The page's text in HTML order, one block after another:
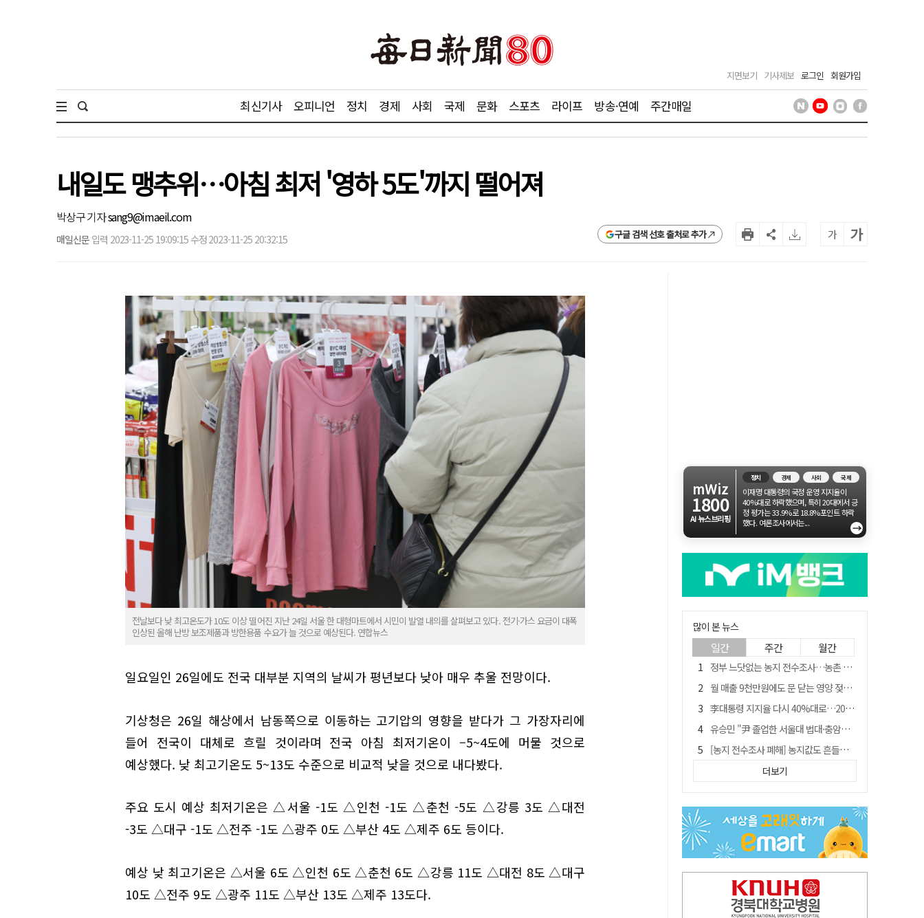
지면보기 기사제보 로그인 회원가입
최신기사 오피니언 정치 경제 사회 국제 문화 스포츠 라이프 방송·연예 주간매일
내일도 맹추위…아침 최저 '영하 5도'까지 떨어져
박상구 기자sang9@imaeil.com
매일신문 입력 2023-11-25 19:09:15 수정 2023-11-25 20:32:15 구글 검색 선호 출처로 추가 가 가
전날보다 낮 최고온도가 10도 이상 떨어진 지난 24일 서울 한 대형마트에서 시민이 발열 내의를 살펴보고 있다. 전기·가스 요금이 대폭
인상된 올해 난방 보조제품과 방한용품 수요가 늘 것으로 예상된다. 연합뉴스
일요일인 26일에도 전국 대부분 지역의 날씨가 평년보다 낮아 매우 추울 전망이다.
기상청은 26일 해상에서 남동쪽으로 이동하는 고기압의 영향을 받다가 그 가장자리에
들어 전국이 대체로 흐릴 것이라며 전국 아침 최저기온이 –5~4도에 머물 것으로
예상했다. 낮 최고기온도 5~13도 수준으로 비교적 낮을 것으로 내다봤다.
주요 도시 예상 최저기온은 △서울 -1도 △인천 -1도 △춘천 -5도 △강릉 3도 △대전
-3도 △대구 -1도 △전주 -1도 △광주 0도 △부산 4도 △제주 6도 등이다.
예상 낮 최고기온은 △서울 6도 △인천 6도 △춘천 6도 △강릉 11도 △대전 8도 △대구
10도 △전주 9도 △광주 11도 △부산 13도 △제주 13도다.
mWiz
1800
AI 뉴스브리핑
정치 경제 사회 국제
이재명 대통령의 국정 운영 지지율이
40%대로 하락했으며, 특히 20대에서 긍
정 평가는 33.9%로 18.8%포인트 하락
했다. 여론조사에서는...
→
많이 본 뉴스
일간 주간 월간
정부 느닷없는 농지 전수조사…농촌 들쑤시는 '경자유전'의 칼날
월 매출 9천만원에도 문 닫는 영양 젖소농장… "일할 사람이 없어"
李대통령 지지율 다시 40%대로…20대는 18.8%p 급락
유승민 "尹 졸업한 서울대 법대·충암고도 없애야"…李 육사 통합 직격
[농지 전수조사 폐해] 농지값도 흔들리나…"도지 막히면 헐값 매물 나올 수도"
지역활성화 펀드 9호…포항 AI 데이터센터에 6천억 투입
경북 영천시, 9월부터 11월까지 반값 여행 혜택 제공
[농지 전수조사 폐해] '쌀 받고 논 내 준' 도지농 이제 어쩌나?
아쉬운 태클
더보기